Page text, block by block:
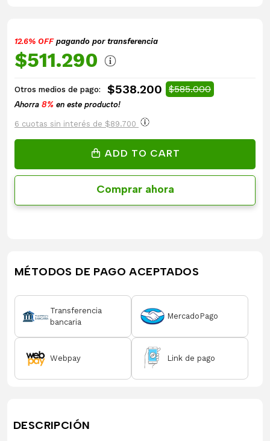
12.6% OFFpagando por transferencia
$511.290
Otros medios de pago: $538.200 $585.000
Ahorra 8% en este producto!
6 cuotas sin interés de $89.700
ADD TO CART
Comprar ahora
MÉTODOS DE PAGO ACEPTADOS
Transferencia
bancaria
MercadoPago
Webpay Link de pago
DESCRIPCIÓN